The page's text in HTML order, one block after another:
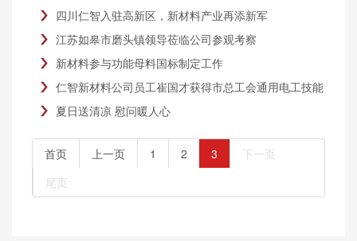
四川仁智入驻高新区，新材料产业再添新军
江苏如皋市磨头镇领导莅临公司参观考察
新材料参与功能母料国标制定工作
仁智新材料公司员工崔国才获得市总工会通用电工技能
大赛二等奖
夏日送清凉 慰问暖人心
首页 上一页 1 2 3
下一页
尾页